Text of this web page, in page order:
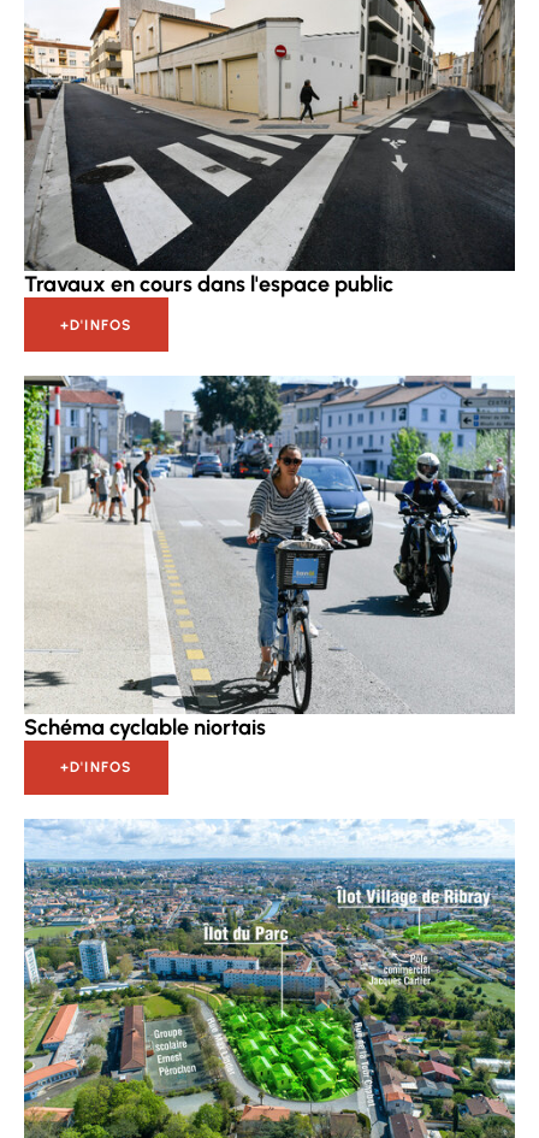
Travaux en cours dans l'espace public
+D'INFOS
Schéma cyclable niortais
+D'INFOS